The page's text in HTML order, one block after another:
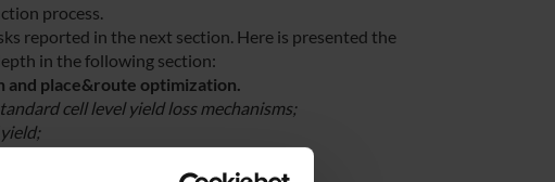
process.
reported in the next section. Here is presented the
in the following section:
place&route optimization.
cell level yield loss mechanisms;